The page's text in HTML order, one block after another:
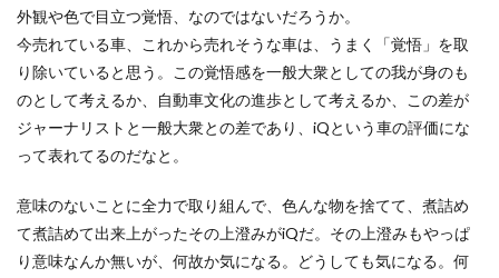
外観や色で目立つ覚悟、なのではないだろうか。
今売れている車、これから売れそうな車は、うまく「覚悟」を取
り除いていると思う。この覚悟感を一般大衆としての我が身のも
のとして考えるか、自動車文化の進歩として考えるか、この差が
ジャーナリストと一般大衆との差であり、iQという車の評価にな
って表れてるのだなと。
意味のないことに全力で取り組んで、色んな物を捨てて、煮詰め
て煮詰めて出来上がったその上澄みがiQだ。その上澄みもやっぱ
り意味なんか無いが、何故か気になる。どうしても気になる。何